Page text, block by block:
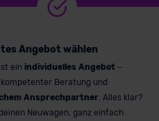
Angebot wählen
ein individuelles Angebot –
Beratung und
Ansprechpartner. Alles klar?
Neuwagen, ganz einfach